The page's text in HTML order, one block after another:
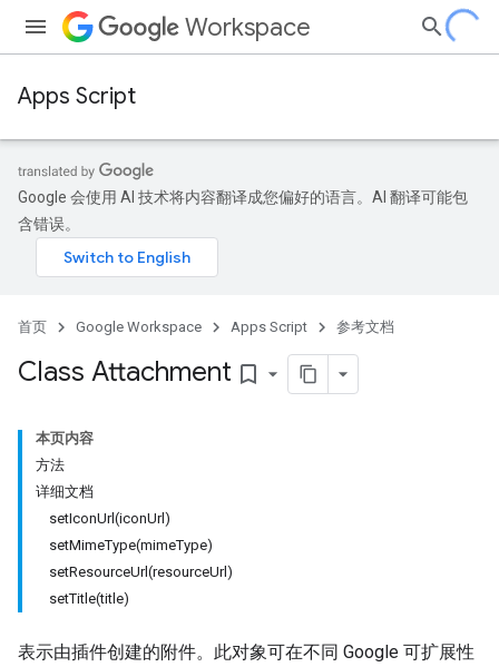
Workspace
Apps Script
Google 会使用 AI 技术将内容翻译成您偏好的语言。AI 翻译可能包
含错误。
首页 Google Workspace Apps Script 参考文档
Class Attachment bookmark_border
本页内容
方法
详细文档
setIconUrl(iconUrl)
setMimeType(mimeType)
setResourceUrl(resourceUrl)
setTitle(title)
表示由插件创建的附件。此对象可在不同 Google 可扩展性